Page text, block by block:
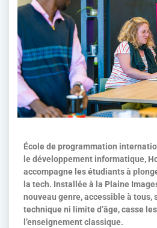
École de programmation
le développement informatique,
accompagne les étudiants à
la tech. Installée à la Plaine
nouveau genre, accessible à tous,
technique ni limite d’âge, casse
l’enseignement classique.